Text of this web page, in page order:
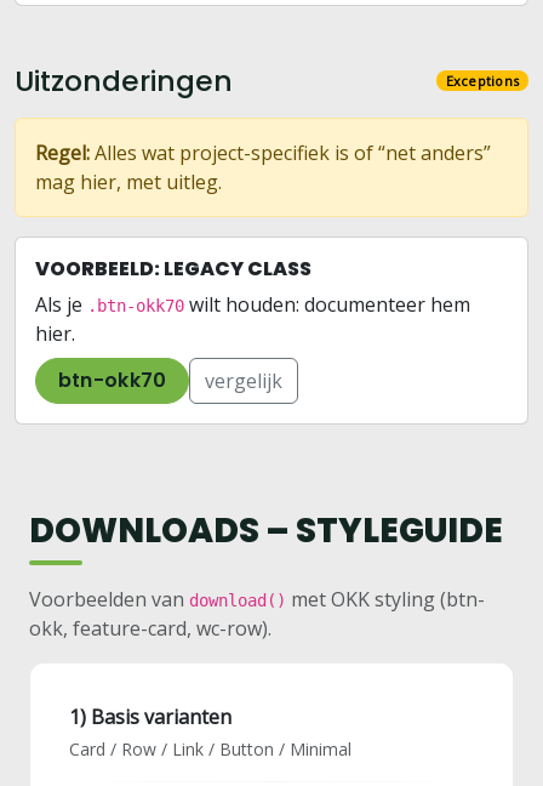
Uitzonderingen Exceptions
Regel:Alles wat project-specifiek is of “net anders”
mag hier, met uitleg.
VOORBEELD: LEGACY CLASS
Als je .btn-okk70 wilt houden: documenteer hem
hier.
btn-okk70 vergelijk
DOWNLOADS – STYLEGUIDE
Voorbeelden van download() met OKK styling (btn-
okk, feature-card, wc-row).
1) Basis varianten
Card / Row / Link / Button / Minimal